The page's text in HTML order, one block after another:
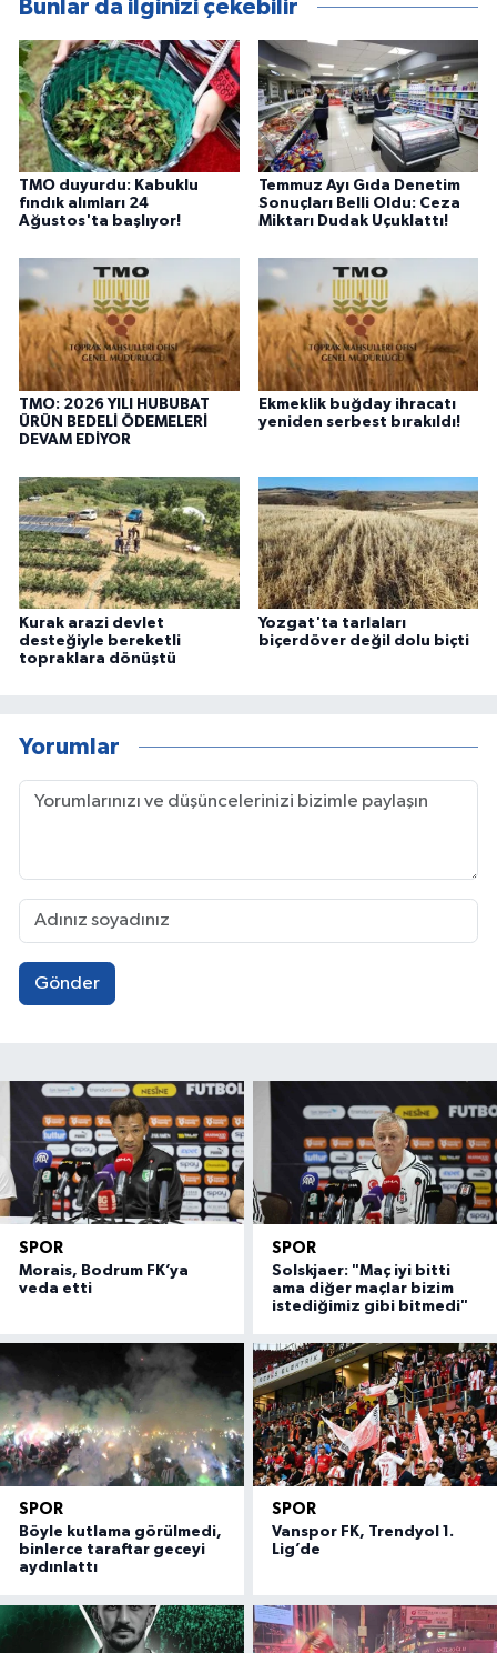
Bunlar da ilginizi çekebilir
TMO duyurdu: Kabuklu
fındık alımları 24
Ağustos'ta başlıyor!
Temmuz Ayı Gıda Denetim
Sonuçları Belli Oldu: Ceza
Miktarı Dudak Uçuklattı!
TMO: 2026 YILI HUBUBAT
ÜRÜN BEDELİ ÖDEMELERİ
DEVAM EDİYOR
Ekmeklik buğday ihracatı
yeniden serbest bırakıldı!
Kurak arazi devlet
desteğiyle bereketli
topraklara dönüştü
Yozgat'ta tarlaları
biçerdöver değil dolu biçti
Yorumlar
Gönder
SPOR
Morais, Bodrum FK’ya
veda etti
SPOR
Solskjaer: "Maç iyi bitti
ama diğer maçlar bizim
istediğimiz gibi bitmedi"
SPOR
Böyle kutlama görülmedi,
binlerce taraftar geceyi
aydınlattı
SPOR
Vanspor FK, Trendyol 1.
Lig’de